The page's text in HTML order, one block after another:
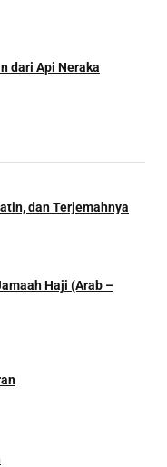
dari Api Neraka
dan Terjemahnya
Haji (Arab –